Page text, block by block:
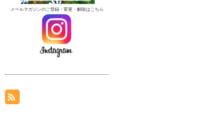
メールマガジンのご登録・変更・解除はこちら